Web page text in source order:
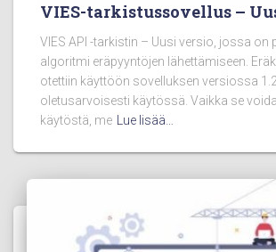
VIES-tarkistussovellus –
VIES API -tarkistin – Uusi versio, jossa on
algoritmi eräpyyntöjen lähettämiseen.
otettiin käyttöön sovelluksen versiossa
oletusarvoisesti käytössä. Vaikka se
käytöstä, me Lue lisää…